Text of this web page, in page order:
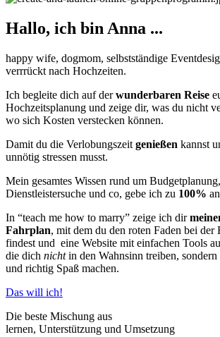
Hallo, ich bin Anna ...
happy wife, dogmom, selbstständige
verrrückt nach Hochzeiten.
Ich begleite dich auf derwunderbaren Reise
Hochzeitsplanung und zeige dir, was du nicht
wo sich Kosten verstecken können.
Damit du die Verlobungszeit genießen kannst
unnötig stressen musst.
Mein gesamtes Wissen rund um
Dienstleistersuche und co, gebe ich zu 100%
In “teach me how to marry” zeige ich dir
Fahrplan, mit dem du den roten Faden bei der
findest und eine Website mit einfachen Tools
die dich nichtin den Wahnsinn treiben, sondern
und richtig Spaß machen.
Das will ich!
Die beste Mischung aus
lernen, Unterstützung und Umsetzung